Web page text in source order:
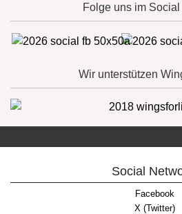
Folge uns im
Wir unterstützen
Social
Facebook
X (Twitter)